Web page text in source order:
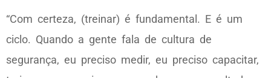
“Com certeza, (treinar) é fundamental. E é um
ciclo. Quando a gente fala de cultura de
segurança, eu preciso medir, eu preciso capacitar,